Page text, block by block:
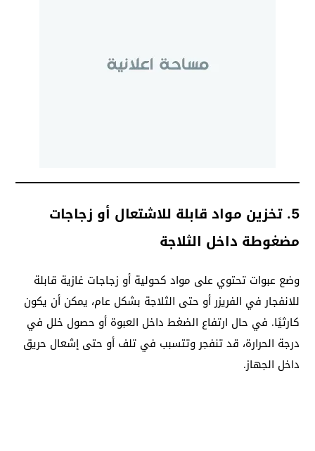
5. تخزين مواد قابلة للاشتعال أو زجاجات
مضغوطة داخل الثلاجة
وضع عبوات تحتوي على مواد كحولية أو زجاجات غازية قابلة
للانفجار في الفريزر أو حتى الثلاجة بشكل عام، يمكن أن يكون
كارثيًا. في حال ارتفاع الضغط داخل العبوة أو حصول خلل في
درجة الحرارة، قد تنفجر وتتسبب في تلف أو حتى إشعال حريق
داخل الجهاز.